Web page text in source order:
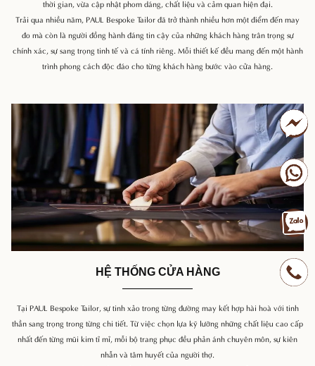
thời gian, vừa cập nhật phom dáng, chất liệu và cảm quan hiện đại.
Trải qua nhiều năm, PAUL Bespoke Tailor đã trở thành nhiều hơn một điểm đến may
đo mà còn là người đồng hành đáng tin cậy của những khách hàng trân trọng sự
chính xác, sự sang trọng tinh tế và cá tính riêng. Mỗi thiết kế đều mang đến một hành
trình phong cách độc đáo cho từng khách hàng bước vào cửa hàng.
HỆ THỐNG CỬA HÀNG
Tại PAUL Bespoke Tailor, sự tinh xảo trong từng đường may kết hợp hài hoà với tinh
thần sang trọng trong từng chi tiết. Từ việc chọn lựa kỹ lưỡng những chất liệu cao cấp
nhất đến từng mũi kim tỉ mỉ, mỗi bộ trang phục đều phản ánh chuyên môn, sự kiên
nhẫn và tâm huyết của người thợ.